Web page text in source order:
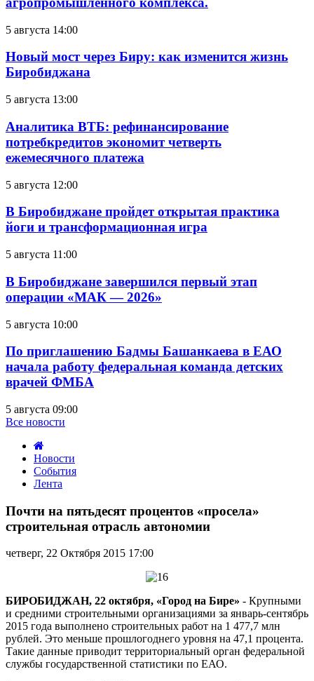
5 августа 14:00
Новый мост через Биру: как изменится жизнь
Биробиджана
5 августа 13:00
Аналитика ВТБ: рефинансирование
потребкредитов экономит четверть
ежемесячного платежа
5 августа 12:00
В Биробиджане пройдет открытая практика
йоги и трансформационная игра
5 августа 11:00
В Биробиджане завершился первый этап
операции «МАК — 2026»
5 августа 10:00
По приглашению Бадмы Башанкаева в ЕАО
начала работу федеральная команда детских
врачей ФМБА
5 августа 09:00
Все новости
Новости
События
Лента
на
процентов
строительная
Почти на пятьдесят процентов «просела»
строительная отрасль автономии
четверг, 22 Октября 2015 17:00
БИРОБИДЖАН, 22 октября, «Город на Бире» - Крупными
и средними строительными организациями за январь-сентябрь
2015 года выполнено строительных работ на 1 477,7 млн
рублей. Это меньше прошлогоднего уровня на 47,1 процента.
Такие данные приводит территориальный орган федеральной
службы государственной статистики по ЕАО.